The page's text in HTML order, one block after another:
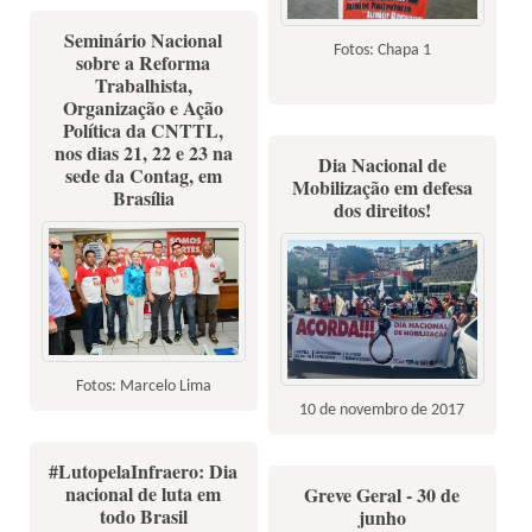
Fotos: Chapa 1
Seminário Nacional
sobre a Reforma
Trabalhista,
Organização e Ação
Política da CNTTL,
nos dias 21, 22 e 23 na
sede da Contag, em
Brasília
Fotos: Marcelo Lima
Dia Nacional de
Mobilização em defesa
dos direitos!
10 de novembro de 2017
#LutopelaInfraero: Dia
nacional de luta em
todo Brasil
Greve Geral - 30 de
junho